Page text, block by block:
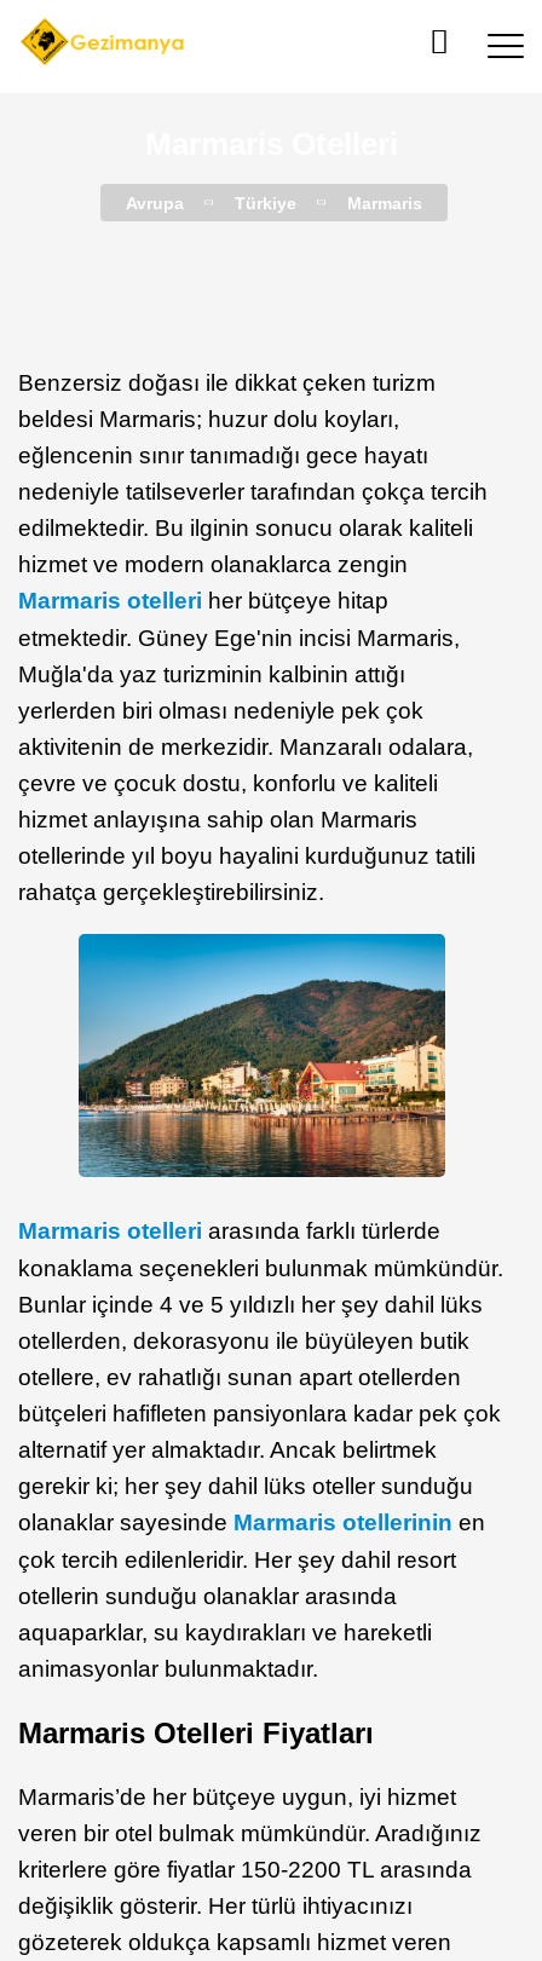
Avrupa Türkiye Marmaris
Benzersiz doğası ile dikkat çeken turizm
beldesi Marmaris; huzur dolu koyları,
eğlencenin sınır tanımadığı gece hayatı
nedeniyle tatilseverler tarafından çokça tercih
edilmektedir. Bu ilginin sonucu olarak kaliteli
hizmet ve modern olanaklarca zengin
Marmaris otelleri her bütçeye hitap
etmektedir. Güney Ege'nin incisi Marmaris,
Muğla'da yaz turizminin kalbinin attığı
yerlerden biri olması nedeniyle pek çok
aktivitenin de merkezidir. Manzaralı odalara,
çevre ve çocuk dostu, konforlu ve kaliteli
hizmet anlayışına sahip olan Marmaris
otellerinde yıl boyu hayalini kurduğunuz tatili
rahatça gerçekleştirebilirsiniz.
Marmaris otelleri arasında farklı türlerde
konaklama seçenekleri bulunmak mümkündür.
Bunlar içinde 4 ve 5 yıldızlı her şey dahil lüks
otellerden, dekorasyonu ile büyüleyen butik
otellere, ev rahatlığı sunan apart otellerden
bütçeleri hafifleten pansiyonlara kadar pek çok
alternatif yer almaktadır. Ancak belirtmek
gerekir ki; her şey dahil lüks oteller sunduğu
olanaklar sayesinde Marmaris otellerinin en
çok tercih edilenleridir. Her şey dahil resort
otellerin sunduğu olanaklar arasında
aquaparklar, su kaydırakları ve hareketli
animasyonlar bulunmaktadır.
Marmaris Otelleri Fiyatları
Marmaris’de her bütçeye uygun, iyi hizmet
veren bir otel bulmak mümkündür. Aradığınız
kriterlere göre fiyatlar 150-2200 TL arasında
değişiklik gösterir. Her türlü ihtiyacınızı
gözeterek oldukça kapsamlı hizmet veren